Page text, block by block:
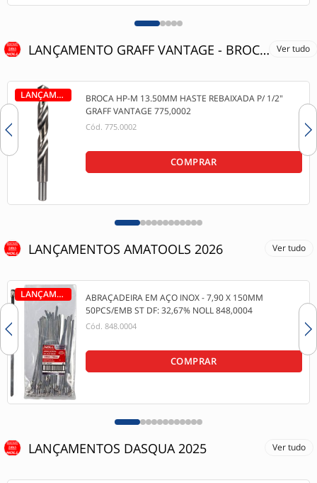
LANÇAMENTO GRAFF VANTAGE - BROCA REBAIXADA Ver tudo
LANÇAMENTO
BROCA HP-M 13.50MM HASTE REBAIXADA P/ 1/2"
GRAFF VANTAGE 775,0002
Cód. 775.0002
COMPRAR
LANÇAMENTOS AMATOOLS 2026 Ver tudo
LANÇAMENTO
ABRAÇADEIRA EM AÇO INOX - 7,90 X 150MM
50PCS/EMB ST DF: 32,67% NOLL 848,0004
Cód. 848.0004
COMPRAR
LANÇAMENTOS DASQUA 2025 Ver tudo